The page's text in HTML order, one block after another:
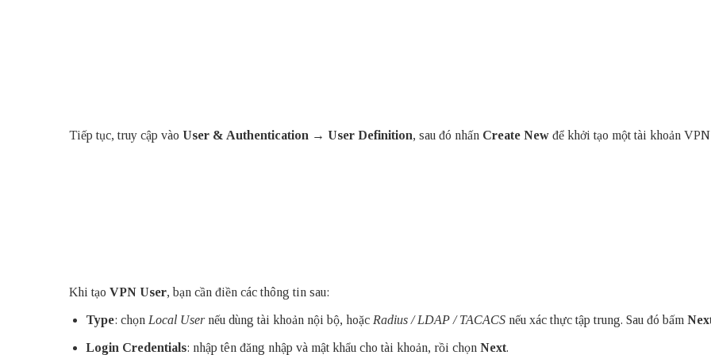
Tiếp tục, truy cập vào User & Authentication → User Definition, sau đó nhấn Create New để khởi tạo một tài khoản
Khi tạo VPN User, bạn cần điền các thông tin sau:
Type: chọn Local Usernếu dùng tài khoản nội bộ, hoặc Radius / LDAP / TACACSnếu xác thực tập trung. Sau đó bấm
Login Credentials: nhập tên đăng nhập và mật khẩu cho tài khoản, rồi chọn Next.